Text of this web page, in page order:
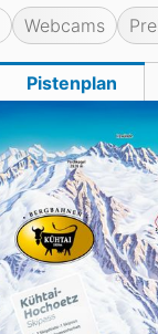
Webcams
Pistenplan